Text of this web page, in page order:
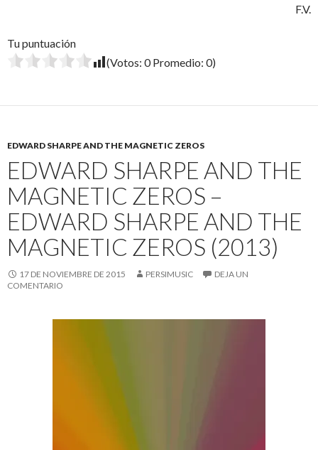
F.V.
Tu puntuación
(Votos: 0Promedio: 0)
EDWARD SHARPE AND THE MAGNETIC ZEROS
EDWARD SHARPE AND THE
MAGNETIC ZEROS –
EDWARD SHARPE AND THE
MAGNETIC ZEROS (2013)
17 DE NOVIEMBRE DE 2015 PERSIMUSIC
DEJA UN
COMENTARIO